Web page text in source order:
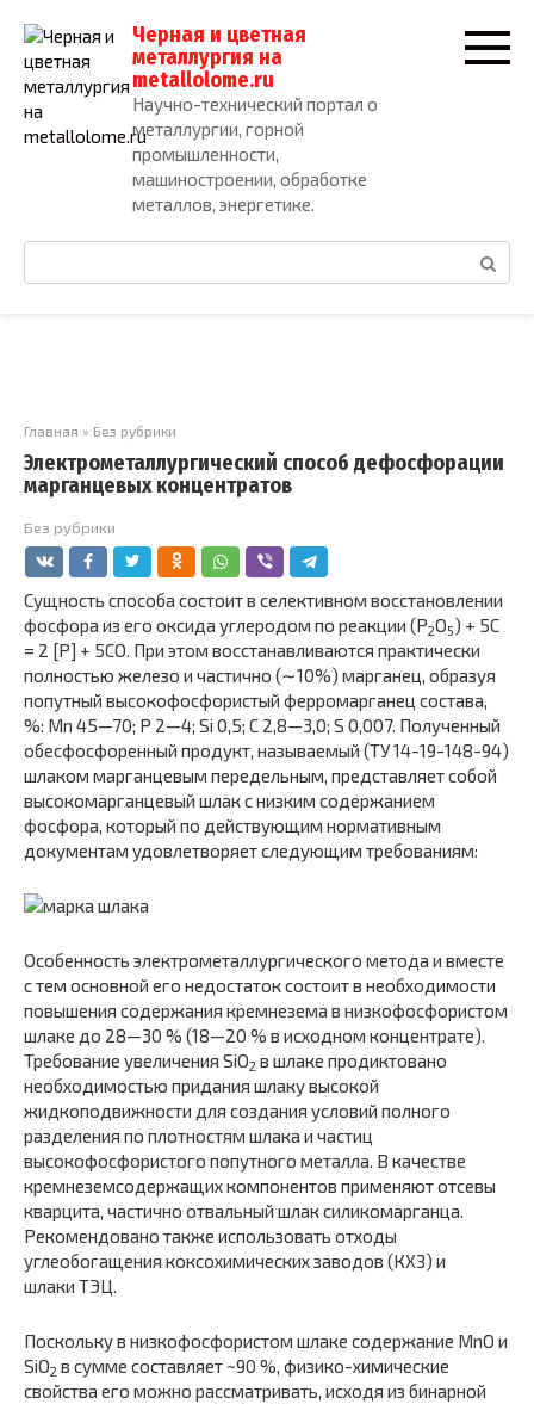
контенту
Черная и цветная
металлургия на
metallolome.ru
Научно-технический портал о
металлургии, горной
промышленности,
машиностроении, обработке
металлов, энергетике.
Главная » Без рубрики
Электрометаллургический способ дефосфорации
марганцевых концентратов
Без рубрики
Сущность способа состоит в селективном восстановлении
фосфора из его оксида углеродом по реакции (P2O5) + 5C
= 2 [P] + 5CO. При этом восстанавливаются практически
полностью железо и частично (∼10%) марганец, образуя
попутный высокофосфористый ферромарганец состава,
%: Mn 45—70; P 2—4; Si 0,5; C 2,8—3,0; S 0,007. Полученный
обесфосфоренный продукт, называемый (ТУ 14-19-148-94)
шлаком марганцевым передельным, представляет собой
высокомарганцевый шлак с низким содержанием
фосфора, который по действующим нормативным
документам удовлетворяет следующим требованиям:
Особенность электрометаллургического метода и вместе
с тем основной его недостаток состоит в необходимости
повышения содержания кремнезема в низкофосфористом
шлаке до 28—30 % (18—20 % в ис­ходном концентрате).
Требование увеличения SiO2 в шлаке продиктовано
необходимостью придания шлаку высокой
жидкоподвижности для создания условий полного
разделения по плотностям шлака и частиц
высокофосфористого попутного металла. В качестве
кремнеземсодержащих компонентов применяют отсевы
кварцита, частично отвальный шлак силикомарганца.
Рекомендовано также использовать отходы
углеобогащения коксохимических заводов (КХЗ) и
шлаки ТЭЦ.
Поскольку в низкофосфористом шлаке содержание MnO и
SiO2 в сумме составляет ~90 %, физико-химические
свойства его можно рассматривать, исходя из бинарной